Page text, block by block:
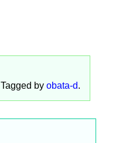
Tagged by obata-d.